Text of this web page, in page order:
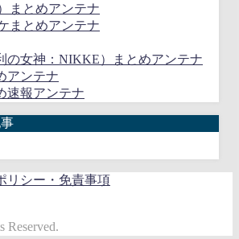
まとめアンテナ
まとめアンテナ
の女神：NIKKE）まとめアンテナ
アンテナ
速報アンテナ
リシー・免責事項